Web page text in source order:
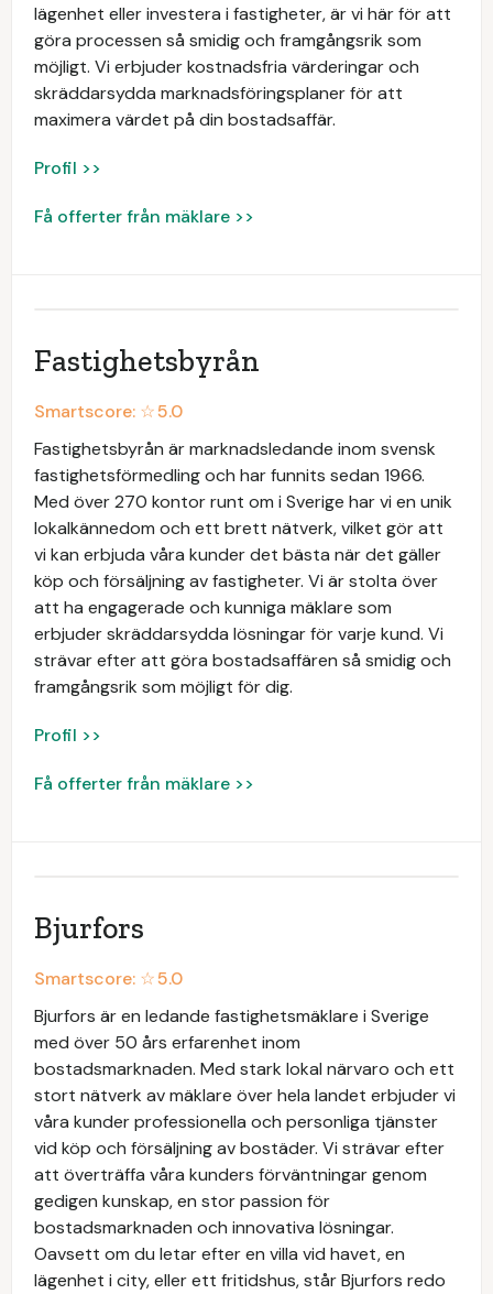
lägenhet eller investera i fastigheter, är vi här för att
göra processen så smidig och framgångsrik som
möjligt. Vi erbjuder kostnadsfria värderingar och
skräddarsydda marknadsföringsplaner för att
maximera värdet på din bostadsaffär.
Profil >>
Få offerter från mäklare >>
Fastighetsbyrån
Smartscore: ☆5.0
Fastighetsbyrån är marknadsledande inom svensk
fastighetsförmedling och har funnits sedan 1966.
Med över 270 kontor runt om i Sverige har vi en unik
lokalkännedom och ett brett nätverk, vilket gör att
vi kan erbjuda våra kunder det bästa när det gäller
köp och försäljning av fastigheter. Vi är stolta över
att ha engagerade och kunniga mäklare som
erbjuder skräddarsydda lösningar för varje kund. Vi
strävar efter att göra bostadsaffären så smidig och
framgångsrik som möjligt för dig.
Profil >>
Få offerter från mäklare >>
Bjurfors
Smartscore: ☆5.0
Bjurfors är en ledande fastighetsmäklare i Sverige
med över 50 års erfarenhet inom
bostadsmarknaden. Med stark lokal närvaro och ett
stort nätverk av mäklare över hela landet erbjuder vi
våra kunder professionella och personliga tjänster
vid köp och försäljning av bostäder. Vi strävar efter
att överträffa våra kunders förväntningar genom
gedigen kunskap, en stor passion för
bostadsmarknaden och innovativa lösningar.
Oavsett om du letar efter en villa vid havet, en
lägenhet i city, eller ett fritidshus, står Bjurfors redo